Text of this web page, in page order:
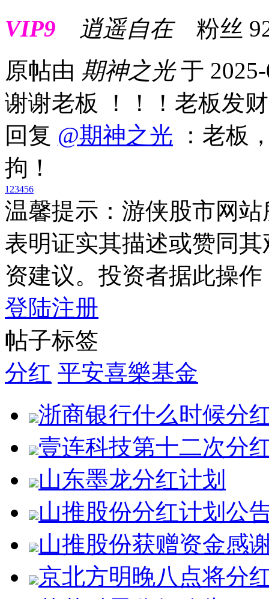
VIP9
逍遥自在粉丝
原帖由 期神之光于
谢谢老板 ！！！老板发
回复 @期神之光 ：老板
拘！
1 23456
温馨提示：游侠股市网
表明证实其描述或赞同
资建议。投资者据此操
登陆注册
帖子标签
分红 平安喜樂基金
浙商银行什么时候分
壹连科技第十二次分
山东墨龙分红计划
山推股份分红计划公
山推股份获赠资金感
京北方明晚八点将分